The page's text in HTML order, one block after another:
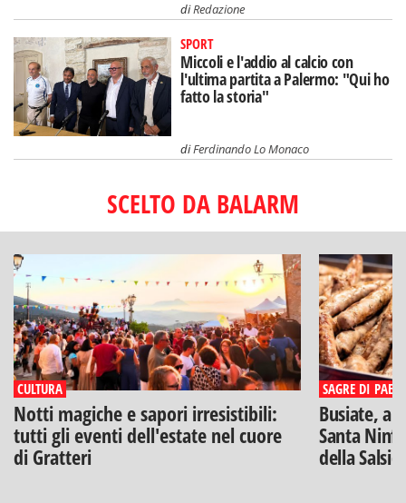
diRedazione
SPORT
Miccoli e l'addio al calcio con
l'ultima partita a Palermo: "Qui ho
fatto la storia"
diFerdinando Lo Monaco
SCELTO DA BALARM
CULTURA
Notti magiche e sapori irresistibili:
tutti gli eventi dell'estate nel cuore
di Gratteri
SAGRE DI PAESE
Busiate,
Santa
della